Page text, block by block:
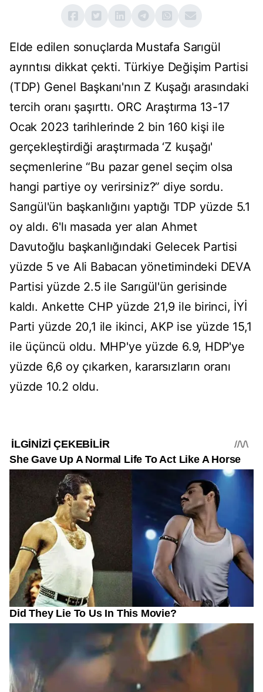
Elde edilen sonuçlarda Mustafa Sarıgül
ayrıntısı dikkat çekti. Türkiye Değişim Partisi
(TDP) Genel Başkanı'nın Z Kuşağı arasındaki
tercih oranı şaşırttı. ORC Araştırma 13-17
Ocak 2023 tarihlerinde 2 bin 160 kişi ile
gerçekleştirdiği araştırmada ‘Z kuşağı'
seçmenlerine “Bu pazar genel seçim olsa
hangi partiye oy verirsiniz?” diye sordu.
Sarıgül'ün başkanlığını yaptığı TDP yüzde 5.1
oy aldı. 6'lı masada yer alan Ahmet
Davutoğlu başkanlığındaki Gelecek Partisi
yüzde 5 ve Ali Babacan yönetimindeki DEVA
Partisi yüzde 2.5 ile Sarıgül'ün gerisinde
kaldı. Ankette CHP yüzde 21,9 ile birinci, İYİ
Parti yüzde 20,1 ile ikinci, AKP ise yüzde 15,1
ile üçüncü oldu. MHP'ye yüzde 6.9, HDP'ye
yüzde 6,6 oy çıkarken, kararsızların oranı
yüzde 10.2 oldu.